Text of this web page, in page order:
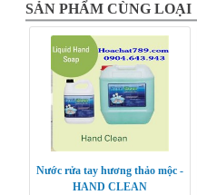
SẢN PHẨM CÙNG LOẠI
Nước rửa tay hương thảo mộc -
HAND CLEAN